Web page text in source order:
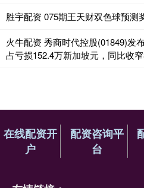
胜宇配资 075期王天财双色球预测
火牛配资 秀商时代控股(01849)发
占亏损152.4万新加坡元，同比收
在线配资开
户
配资咨询平
台